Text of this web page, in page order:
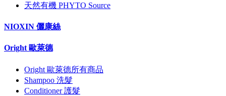
天然有機 PHYTO Source
NIOXIN 儷康絲
Oright 歐萊德
Oright 歐萊德所有商品
Shampoo 洗髮
Conditioner 護髮